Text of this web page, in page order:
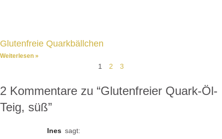
Glutenfreie Quarkbällchen
Weiterlesen »
1 2 3
2 Kommentare zu “Glutenfreier Quark-Öl-
Teig, süß”
Ines sagt: